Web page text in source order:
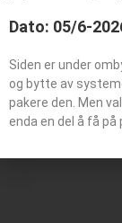
Feie-/
Båt typer
Dato: 05/6-
Siden er under
og bytte av
pakere den. Men
enda en del å få på